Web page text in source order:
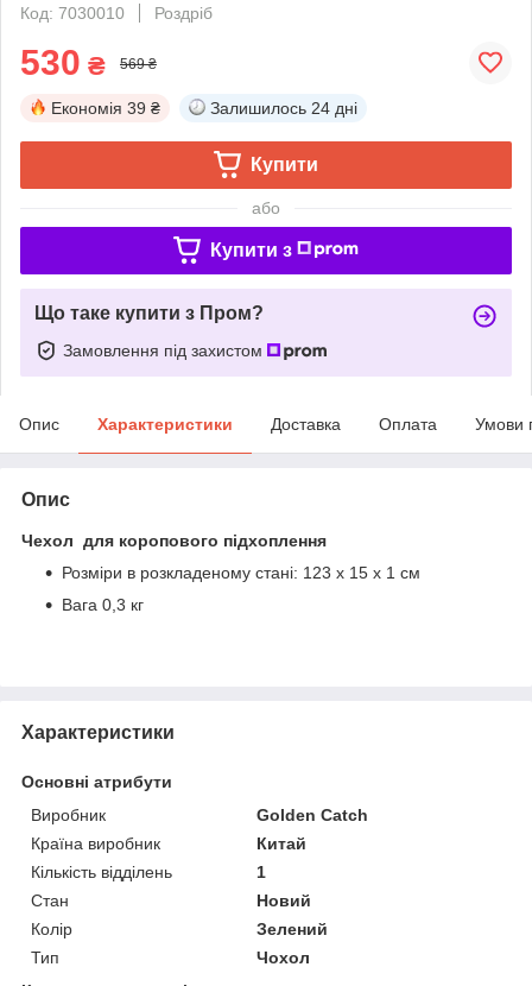
Код: 7030010
Роздріб
530 ₴ 569 ₴
Економія 39 ₴ Залишилось 24 дні
Купити
або
Купити з
Що таке купити з Пром?
Замовлення під захистом
Опис Характеристики Доставка Оплата Умови
Опис
Чехол для коропового підхоплення
Розміри в розкладеному стані: 123 x 15 x 1 см
Вага 0,3 кг
Характеристики
Основні атрибути
Виробник
Golden Catch
Країна виробник
Китай
Кількість відділень
1
Стан
Новий
Колір
Зелений
Тип
Чохол